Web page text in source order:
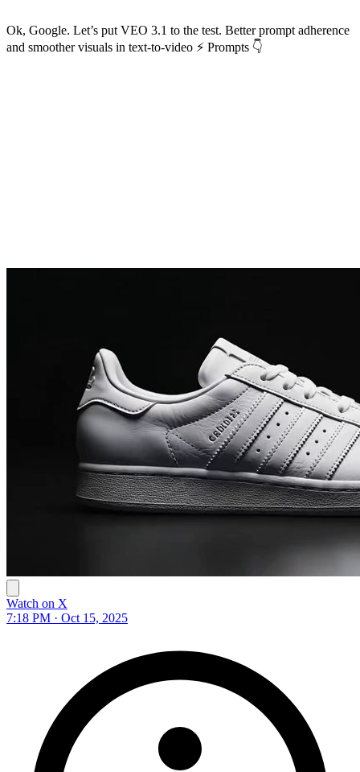
Ok, Google. Let’s put VEO 3.1 to the test. Better prompt adherence
and smoother visuals in text-to-video ⚡ Prompts 👇
Watch on X
7:18 PM · Oct 15, 2025